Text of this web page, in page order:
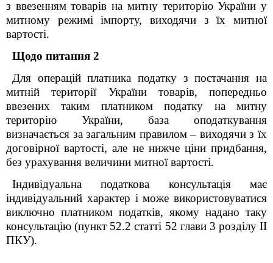
з ввезенням товарів на митну територію України у
митному режимі імпорту, виходячи з їх митної
вартості.
Щодо питання 2
Для операцій платника податку з постачання на
митній території України товарів, попередньо
ввезених таким платником податку на митну
територію України, база оподаткування
визначається за загальним правилом – виходячи з їх
договірної вартості, але не нижче ціни придбання,
без урахування величини митної вартості.
Індивідуальна податкова консультація має
індивідуальний характер і може використовуватися
виключно платником податків, якому надано таку
консультацію (пункт 52.2 статті 52 глави 3 роздiлу II
ПКУ).